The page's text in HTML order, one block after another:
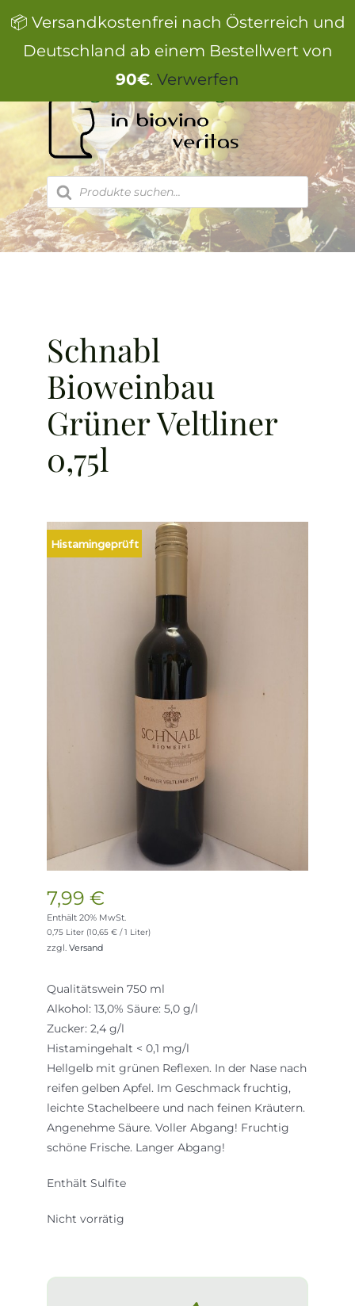
📦 Versandkostenfrei nach Österreich und
Deutschland ab einem Bestellwert von
90€. Verwerfen
Inhalt
springen
Products
search
Schnabl
Bioweinbau
Grüner Veltliner
0,75l
Histamingeprüft
7,99€
Enthält 20% MwSt.
0,75 Liter (10,65€ / 1 Liter)
zzgl.Versand
Qualitätswein 750 ml
Alkohol: 13,0% Säure: 5,0 g/l
Zucker: 2,4 g/l
Histamingehalt < 0,1 mg/l
Hellgelb mit grünen Reflexen. In der Nase nach
reifen gelben Apfel. Im Geschmack fruchtig,
leichte Stachelbeere und nach feinen Kräutern.
Angenehme Säure. Voller Abgang! Fruchtig
schöne Frische. Langer Abgang!
Enthält Sulfite
Nicht vorrätig